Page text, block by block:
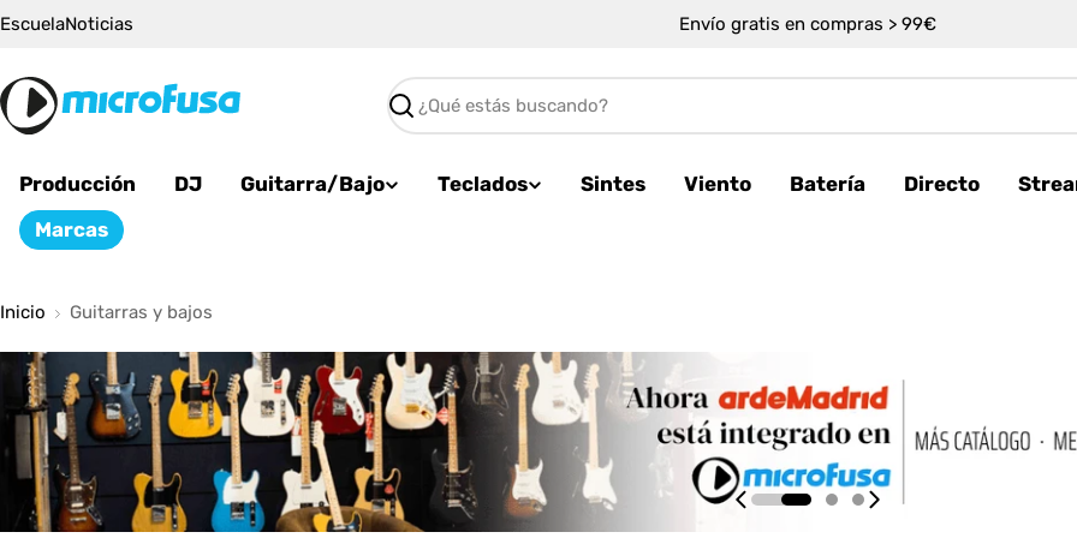
Saltar
EscuelaNoticias Envío gratis en compras > 99€
Buscar
Producción DJ Guitarra/Bajo Teclados Sintes Viento Batería Directo
Marcas
Inicio Guitarras y bajos